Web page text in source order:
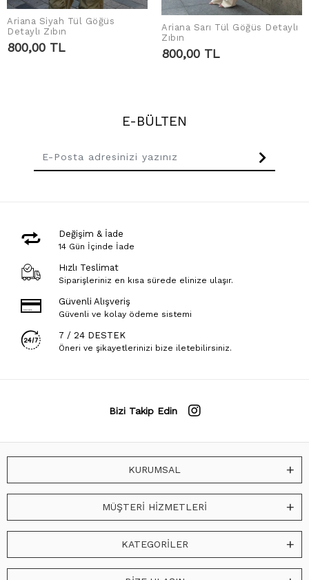
SEPETE EKLE
Ariana Siyah Tül Göğüs
Detaylı Zıbın
800,00 TL
SEPETE EKLE
Ariana Sarı Tül Göğüs Detaylı
Zıbın
800,00 TL
E-BÜLTEN
Değişim & İade
14 Gün İçinde İade
Hızlı Teslimat
Siparişleriniz en kısa sürede elinize ulaşır.
Güvenli Alışveriş
Güvenli ve kolay ödeme sistemi
7 / 24 DESTEK
Öneri ve şikayetlerinizi bize iletebilirsiniz.
Bizi Takip Edin
KURUMSAL
MÜŞTERİ HİZMETLERİ
KATEGORİLER